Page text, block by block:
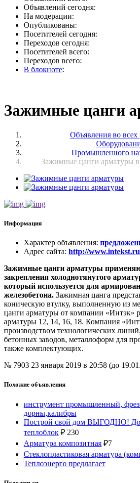
Объявлений сегодня:
На модерации:
Опубликованы:
Посетителей сегодня:
Переходов сегодня:
Посетителей всего:
Переходов всего:
В блокноте:
Зажимные цанги
Объявления во всех
Промышленного
Зажимные цанги арматуры в
Информация
Характер объявления:
Адрес сайта: http://www.intekst.ru
Зажимные цанги арматуры
закрепления холоднотянутого
который используется для
железобетона. Зажимная цанга
коническую втулку, выполненную из
цанги арматуры от компании «Интэк»
арматуры 12, 14, 16, 18. Компания
производством технологических
бетонных заводов, металлоформ для
также комплектующих.
№ 7903 23 января 2019 в 20:58 (до
Похожие объявления
инструмент промышленный,
дорны,калибры
Построй свой дом ВЫГОДНО!
теплоблок ₽ 230
Арматура композитная ₽7
Стеклопластиковая арматура
Теплоэнерго предлагает